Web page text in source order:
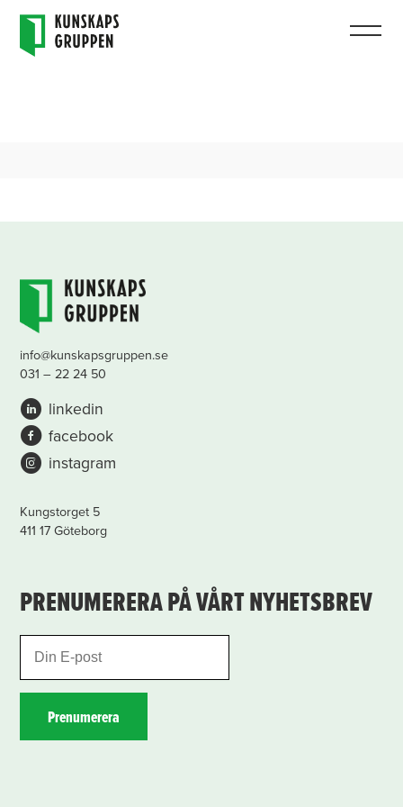
info@kunskapsgruppen.se
031 – 22 24 50
linkedin
facebook
instagram
Kungstorget 5
411 17 Göteborg
PRENUMERERA PÅ VÅRT NYHETSBREV
Prenumerera